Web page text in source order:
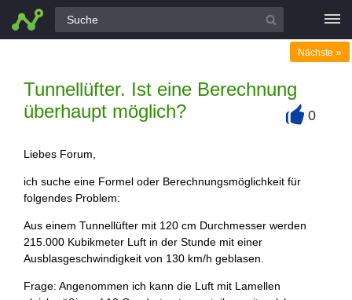
Alle Fragen
Tunnellüfter. Ist eine Berechnung
überhaupt möglich?
Nächste »
0
Liebes Forum,
ich suche eine Formel oder Berechnungsmöglichkeit für
folgendes Problem:
Aus einem Tunnellüfter mit 120 cm Durchmesser werden
215.000 Kubikmeter Luft in der Stunde mit einer
Ausblasgeschwindigkeit von 130 km/h geblasen.
Frage: Angenommen ich kann die Luft mit Lamellen